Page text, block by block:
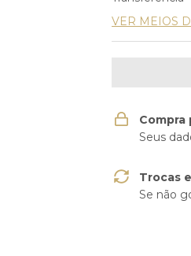
VER MEIOS
Seus
Trocas
Se não